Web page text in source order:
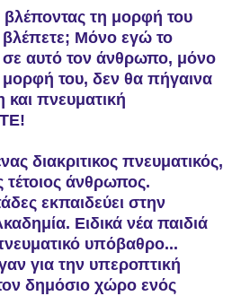
τη μορφή του
Μόνο εγώ το
αυτό τον άνθρωπο, μόνο
του, δεν θα πήγαινα
και πνευματική
διακριτικος πνευματικός,
τέτοιος άνθρωπος.
εκπαιδεύει στην
Ειδικά νέα παιδιά
υπόβαθρο...
για την υπεροπτική
δημόσιο χώρο ενός